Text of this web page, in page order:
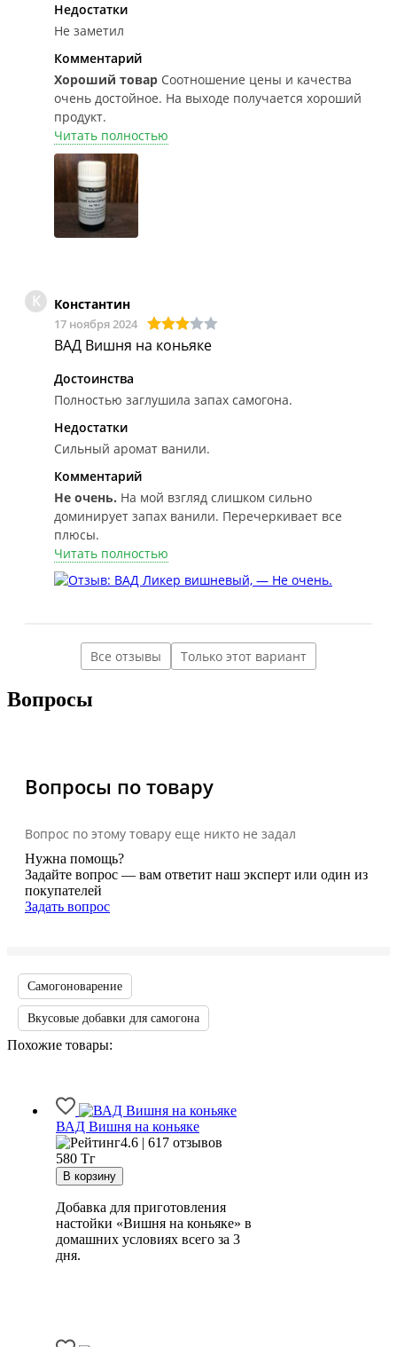
Недостатки
Не заметил
Комментарий
Хороший товар Соотношение цены и качества
очень достойное. На выходе получается хороший
продукт.
Читать полностью
К Константин
17 ноября 2024
ВАД Вишня на коньяке
Достоинства
Полностью заглушила запах самогона.
Недостатки
Сильный аромат ванили.
Комментарий
Не очень. На мой взгляд слишком сильно
доминирует запах ванили. Перечеркивает все
плюсы.
Читать полностью
Все отзывы Только этот вариант
Вопросы
Вопросы по товару
Вопрос по этому товару еще никто не задал
Нужна помощь?
Задайте вопрос — вам ответит наш эксперт или один из
покупателей
Задать вопрос
Самогоноварение
Вкусовые добавки для самогона
Похожие товары:
ВАД Вишня на коньяке
4.6 | 617 отзывов
580 Тг
Добавка для приготовления
настойки «Вишня на коньяке» в
домашних условиях всего за 3
дня.